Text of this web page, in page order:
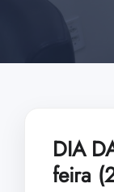
DIA
feira